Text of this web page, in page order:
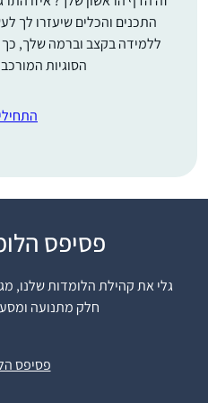
התכנים והכלים שיעזרו לך
ללמידה בקצב וברמה שלך, כך
הסוגיות
פסיפס
גלי את קהילת הלומדות שלנו,
חלק מתנועה
פסיפס
התחלתי ללמוד דף יומי
ולמדתי במדרשה במגדל
עוז. הלימוד טוב ומספק